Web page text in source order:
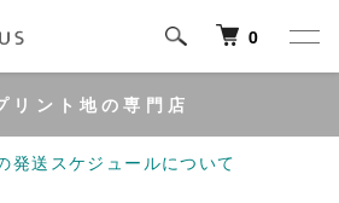
0
リント地の専門店
発送スケジュールについて